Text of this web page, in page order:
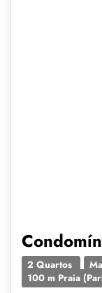
2 Quartos
100 m Praia